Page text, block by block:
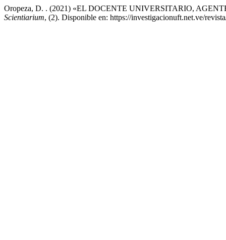
Oropeza, D. . (2021) «EL DOCENTE UNIVERSITARIO,
Scientiarium, (2). Disponible en: https://investigacionuft.net.ve/